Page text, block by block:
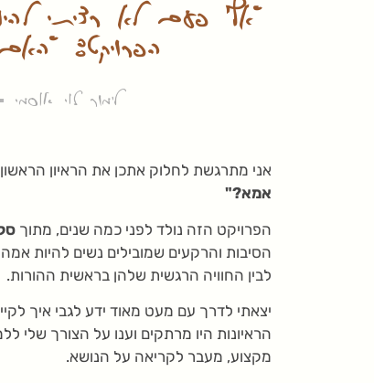
"אף פעם לא רציתי
הפרויקט:
לימור לוי אוסמי
אני מתרגשת לחלוק אתכן את הראיון
אמא?"
הפרויקט הזה נולד לפני כמה שנים, מתוך
הסיבות והרקעים שמובילים נשים להיות
לבין החוויה הרגשית שלהן בראשית ההורות.
יצאתי לדרך עם מעט מאוד ידע לגבי איך
הראיונות היו מרתקים וענו על הצורך שלי
מקצוע, מעבר לקריאה על הנושא.